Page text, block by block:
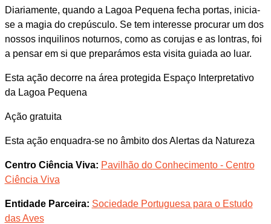
Diariamente, quando a Lagoa Pequena fecha portas, inicia-
se a magia do crepúsculo. Se tem interesse procurar um dos
nossos inquilinos noturnos, como as corujas e as lontras, foi
a pensar em si que preparámos esta visita guiada ao luar.
Esta ação decorre na área protegida Espaço Interpretativo
da Lagoa Pequena
Ação gratuita
Esta ação enquadra-se no âmbito dos Alertas da Natureza
Centro Ciência Viva: Pavilhão do Conhecimento - Centro
Ciência Viva
Entidade Parceira: Sociedade Portuguesa para o Estudo
das Aves